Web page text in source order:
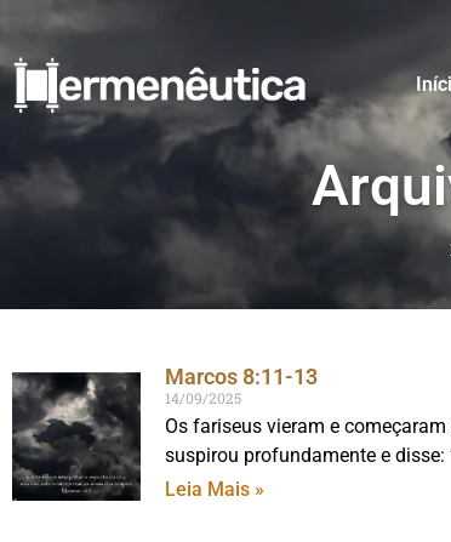
Marcos 8:11-13
14/09/2025
Os fariseus vieram e
suspirou profundamente e disse:
Leia Mais »